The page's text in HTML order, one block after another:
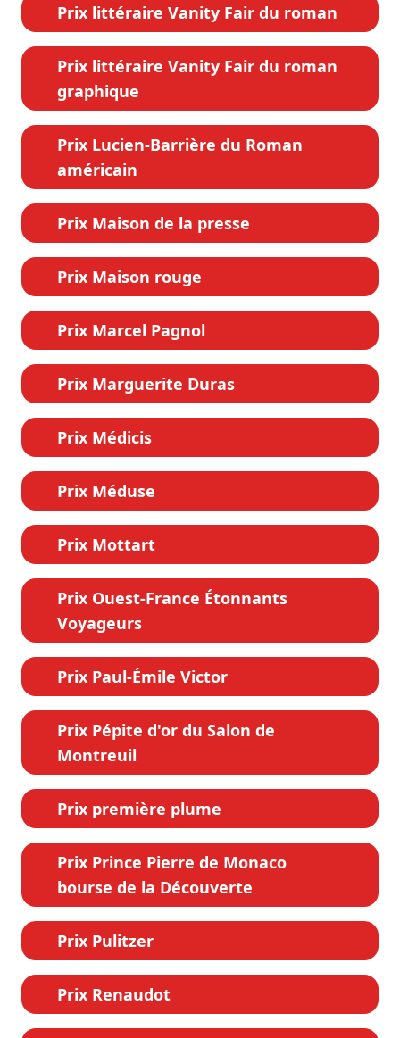
Prix littéraire Vanity Fair du roman
Prix littéraire Vanity Fair du roman
graphique
Prix Lucien-Barrière du Roman
américain
Prix Maison de la presse
Prix Maison rouge
Prix Marcel Pagnol
Prix Marguerite Duras
Prix Médicis
Prix Méduse
Prix Mottart
Prix Ouest-France Étonnants
Voyageurs
Prix Paul-Émile Victor
Prix Pépite d'or du Salon de
Montreuil
Prix première plume
Prix Prince Pierre de Monaco
bourse de la Découverte
Prix Pulitzer
Prix Renaudot